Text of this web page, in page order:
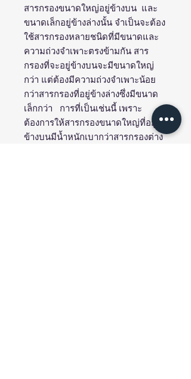
สารกรองขนาดใหญ่อยู่ข้างบน และ
ขนาดเล็กอยู่ข้างล่างนั้น จำเป็นจะต้อง
ใช้สารกรองหลายชนิดที่มีขนาดและ
ความถ่วงจำเพาะตรงข้ามกัน สาร
กรองที่จะอยู่ข้างบนจะมีขนาดใหญ่
กว่า แต่ต้องมีความถ่วงจำเพาะน้อย
กว่าสารกรองที่อยู่ข้างล่างซึ่งมีขนาด
เล็กกว่า การที่เป็นเช่นนี้ เพราะ
ต้องการให้สารกรองขนาดใหญ่ที่อยู่
ข้างบนมีน้ำหนักเบากว่าสารกรองต่าง